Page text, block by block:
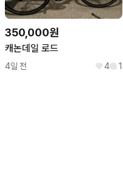
350,000원
캐논데일 로드
4일 전 4 1